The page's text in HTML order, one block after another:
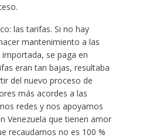
las tarifas. Si no hay
mantenimiento a las
se paga en
eran tan bajas, resultaba
del nuevo proceso de
más acordes a las
redes y nos apoyamos
Venezuela que tienen amor
recaudamos no es 100 %